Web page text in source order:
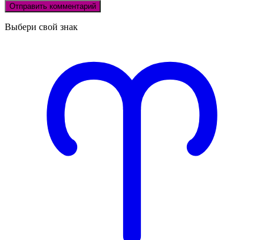
Выбери свой знак